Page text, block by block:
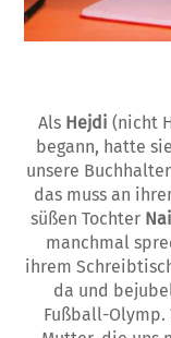
Als Hejdi (nicht
begann, hatte
unsere
das muss an
süßen Tochter
man­chmal
ihrem
da und
Fußball-Olymp.